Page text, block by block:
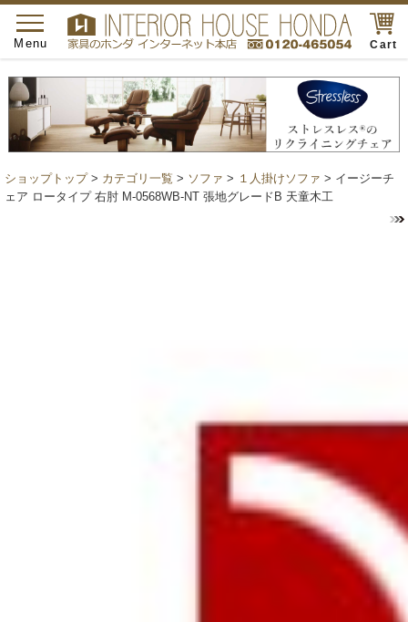
Cart
toggle
navigation
Menu
ショップトップ> カテゴリ一覧 > ソファ > １人掛けソファ > イージーチ
ェア ロータイプ 右肘 M-0568WB-NT 張地グレードB 天童木工